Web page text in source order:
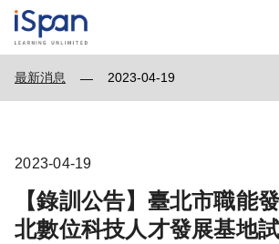
最新消息 — 2023-04-19
2023-04-19
【錄訓公告】臺北市職能
北數位科技人才發展基地